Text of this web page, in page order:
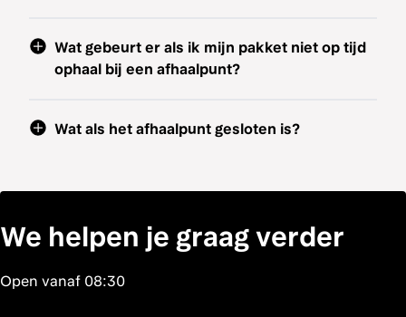
Wat gebeurt er als ik mijn pakket niet op tijd
ophaal bij een afhaalpunt?
Wat als het afhaalpunt gesloten is?
We helpen je graag verder